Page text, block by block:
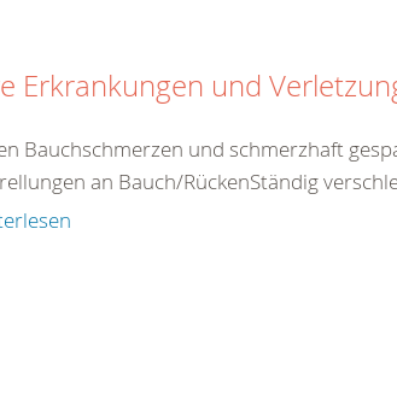
Erkrankungen und
Bauchschmerzen und schmerzhaft
an Bauch/RückenStändig